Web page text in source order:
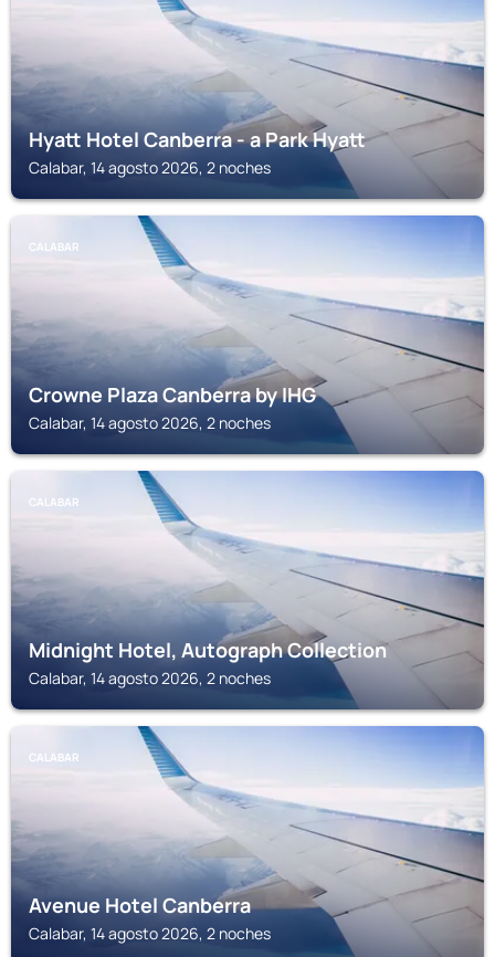
Hyatt Hotel Canberra - a Park Hyatt
Calabar, 14 agosto 2026, 2 noches
CALABAR
Crowne Plaza Canberra by IHG
Calabar, 14 agosto 2026, 2 noches
CALABAR
Midnight Hotel, Autograph Collection
Calabar, 14 agosto 2026, 2 noches
CALABAR
Avenue Hotel Canberra
Calabar, 14 agosto 2026, 2 noches